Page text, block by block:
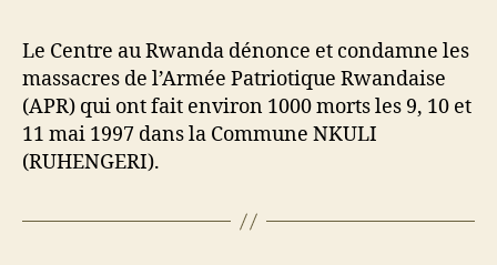
Le Centre au Rwanda dénonce et condamne les
massacres de l’Armée Patriotique Rwandaise
(APR) qui ont fait environ 1000 morts les 9, 10 et
11 mai 1997 dans la Commune NKULI
(RUHENGERI).